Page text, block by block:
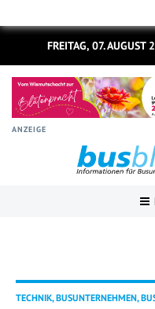
FREITAG, 07. AUGUST
ANZEIGE
TECHNIK, BUSUNTERNEHMEN,